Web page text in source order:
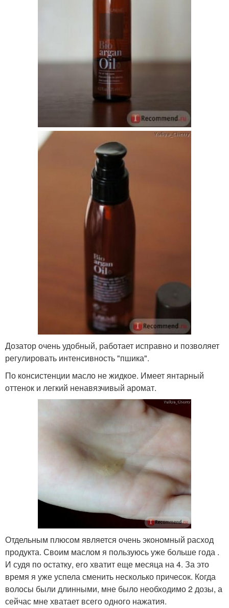
Дозатор очень удобный, работает исправно и позволяет
регулировать интенсивность "пшика".
По консистенции масло не жидкое. Имеет янтарный
оттенок и легкий ненавязчивый аромат.
Отдельным плюсом является очень экономный расход
продукта. Своим маслом я пользуюсь уже больше года .
И судя по остатку, его хватит еще месяца на 4. За это
время я уже успела сменить несколько причесок. Когда
волосы были длинными, мне было необходимо 2 дозы, а
сейчас мне хватает всего одного нажатия.